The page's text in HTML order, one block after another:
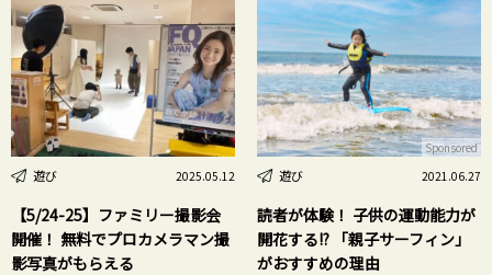
遊び 2025.05.12
【5/24-25】ファミリー撮影会
開催！ 無料でプロカメラマン撮
影写真がもらえる
遊び 2021.06.27
読者が体験！ 子供の運動能力が
開花する!? 「親子サーフィン」
がおすすめの理由
Sponsored